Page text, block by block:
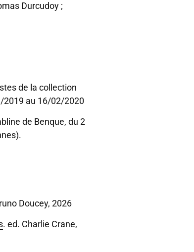
Durcudoy ;
de la collection
2019 au 16/02/2020
de Benque, du 2
Doucey, 2026
. ed. Charlie Crane,